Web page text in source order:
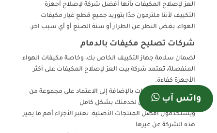
العز لإصلاح المكيفات بأنها أفضل شركة لإصلاح أجهزة
التكييف لأننا ملتزمون جدًا بتوريد جميع قطع غيار مكيفات
الهواء، بغض النظر عن الطراز أو سنة الصنع أو أي سبب آخر.
شركات تصليح مكيفات بالدمام
لضمان سلامة جهاز التكييف الخاص بك، وخاصة مكيفات الهواء
المنفصلة، تعتمد شركة بيت العز لإصلاح المكيفات على أكثر
الأجهزة كفاءة.
طرق إصلاح المكيفات بالإضافة إلى الاعتماد على مجموعة من
الموظفين المتميزين لخدمتك بشكل كامل
ويستخدمون أفضل المنتجات الأصلية. تعتبر الأجزاء أهم ما يميز
هذه الشركة عن غيرها
واتس آب